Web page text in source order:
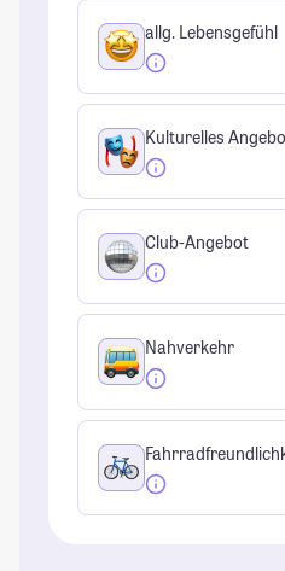
allg. Lebensgefühl
Kulturelles
Club-Angebot
Nahverkehr